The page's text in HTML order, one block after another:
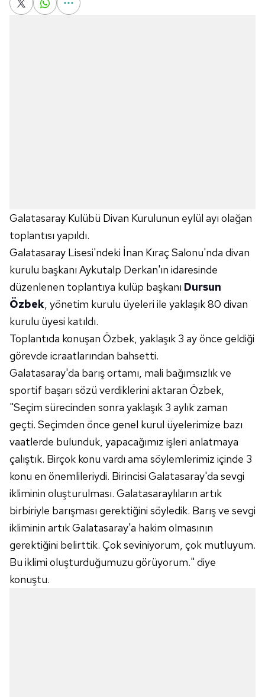
Galatasaray Kulübü Divan Kurulunun eylül ayı olağan
toplantısı yapıldı.
Galatasaray Lisesi'ndeki İnan Kıraç Salonu'nda divan
kurulu başkanı Aykutalp Derkan'ın idaresinde
düzenlenen toplantıya kulüp başkanı Dursun
Özbek, yönetim kurulu üyeleri ile yaklaşık 80 divan
kurulu üyesi katıldı.
Toplantıda konuşan Özbek, yaklaşık 3 ay önce geldiği
görevde icraatlarından bahsetti.
Galatasaray'da barış ortamı, mali bağımsızlık ve
sportif başarı sözü verdiklerini aktaran Özbek,
"Seçim sürecinden sonra yaklaşık 3 aylık zaman
geçti. Seçimden önce genel kurul üyelerimize bazı
vaatlerde bulunduk, yapacağımız işleri anlatmaya
çalıştık. Birçok konu vardı ama söylemlerimiz içinde 3
konu en önemlileriydi. Birincisi Galatasaray'da sevgi
ikliminin oluşturulması. Galatasaraylıların artık
birbiriyle barışması gerektiğini söyledik. Barış ve sevgi
ikliminin artık Galatasaray'a hakim olmasının
gerektiğini belirttik. Çok seviniyorum, çok mutluyum.
Bu iklimi oluşturduğumuzu görüyorum." diye
konuştu.